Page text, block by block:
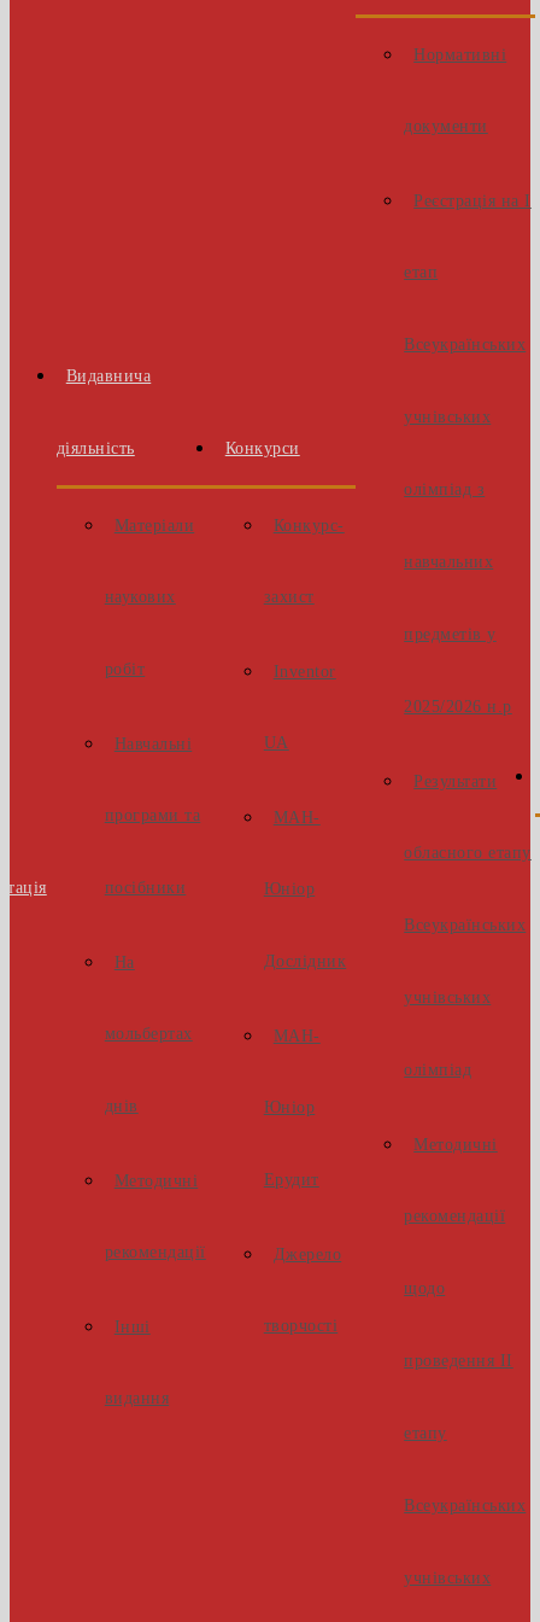
Видавнича
діяльність
Матеріали
наукових
робіт
Навчальні
програми та
посібники
На
мольбертах
днів
Методичні
рекомендації
Інші
видання
Конкурси
Конкурс-
захист
Inventor
UA
МАН-
Юніор
Дослідник
МАН-
Юніор
Ерудит
Джерело
творчості
Нормативні
документи
Реєстрація на І
етап
Всеукраїнських
учнівських
олімпіад з
навчальних
предметів у
2025/2026 н.р
Результати
обласного етапу
Всеукраїнських
учнівських
олімпіад
Методичні
рекомендації
щодо
проведення ІІ
етапу
Всеукраїнських
учнівських